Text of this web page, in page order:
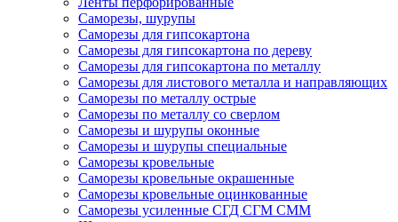
Саморезы, шурупы
Саморезы для гипсокартона
Саморезы для гипсокартона по дереву
Саморезы для гипсокартона по металлу
Саморезы для листового металла и направляющих
Саморезы по металлу острые
Саморезы по металлу со сверлом
Саморезы и шурупы оконные
Саморезы и шурупы специальные
Саморезы кровельные
Саморезы кровельные окрашенные
Саморезы кровельные оцинкованные
Саморезы усиленные СГД СГМ СММ